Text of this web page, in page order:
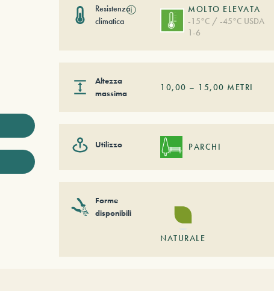
Resistenza
climatica
ⓘ
MOLTO ELEVATA
-15°C / -45°C USDA
1-6
Altezza
massima
10,00 – 15,00 METRI
Utilizzo PARCHI
Forme
disponibili
NATURALE